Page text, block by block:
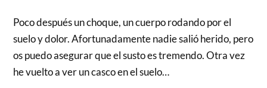
Poco después un choque, un cuerpo rodando por el
suelo y dolor. Afortunadamente nadie salió herido, pero
os puedo asegurar que el susto es tremendo. Otra vez
he vuelto a ver un casco en el suelo…